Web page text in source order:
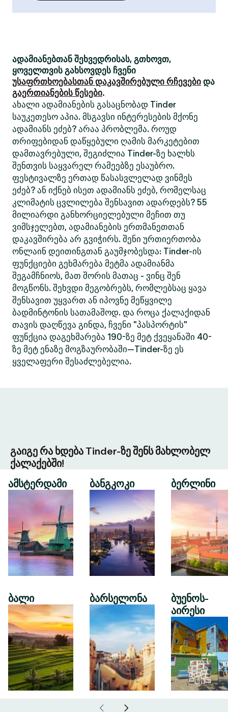
ადამიანებთან შეხვედრისას, გთხოვთ,
ყოველთვის გახსოვდეს ჩვენი
უსაფრთხოებასთან დაკავშირებული რჩევები და
გაერთიანების წესები.
ახალი ადამიანების გასაცნობად Tinder
საუკეთესო აპია. მსგავსი ინტერესების მქონე
ადამიანს ეძებ? არაა პრობლემა. როუდ
თრიფებიდან დაწყებული ღამის მარკეტებით
დამთავრებული, შეგიძლია Tinder-ზე ხალხს
შენთვის საყვარელ რამეებზე ესაუბრო.
ფესტივალზე ერთად წასასვლელად ვინმეს
ეძებ? ან იქნებ ისეთ ადამიანს ეძებ, რომელსაც
კლიმატის ცვლილება შენსავით ადარდებს? 55
მილიარდი განხორციელებული მეჩით თუ
ვიმსჯელებთ, ადამიანების ერთმანეთთან
დაკავშირება არ გვიჭირს. შენი ურთიერთობა
ონლაინ დეითინგთან გაუმჯობესდა: Tinder-ის
ფუნქციები გეხმარება მეტმა ადამიანმა
შეგამჩნიოს, მათ შორის მათაც - ვინც შენ
მოგწონს. შეხვდი მეგობრებს, რომლებსაც ყავა
შენსავით უყვართ ან იპოვნე მეწყვილე
ბადმინტონის სათამაშოდ. და როცა ქალაქიდან
თავის დაღწევა გინდა, ჩვენი "პასპორტის"
ფუნქცია დაგეხმარება 190-ზე მეტ ქვეყანაში 40-
ზე მეტ ენაზე მოგზაურობაში—Tinder-ზე ეს
ყველაფერი შესაძლებელია.
გაიგე რა ხდება Tinder-ზე შენს მახლობელ
ქალაქებში!
ამსტერდამი
ბალი
ბანგკოკი
ბარსელონა
ბერლინი
ბუენოს-
აირესი